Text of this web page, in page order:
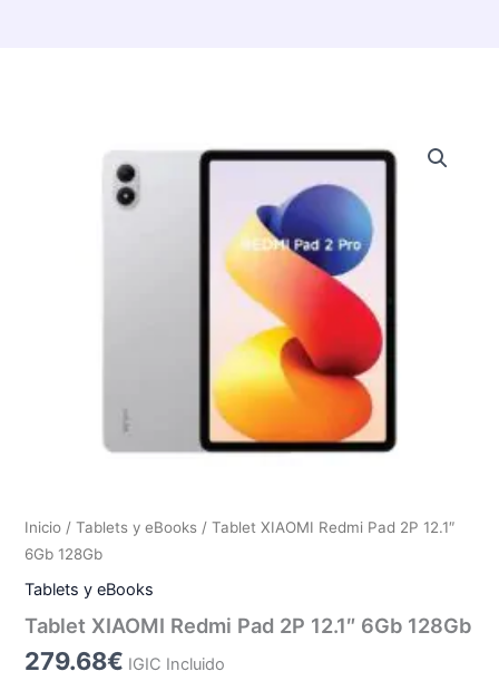
Inicio /Tablets y eBooks / Tablet XIAOMI Redmi Pad 2P 12.1″
6Gb 128Gb
Tablets y eBooks
Tablet XIAOMI Redmi Pad 2P 12.1″ 6Gb 128Gb
279.68€ IGIC Incluido